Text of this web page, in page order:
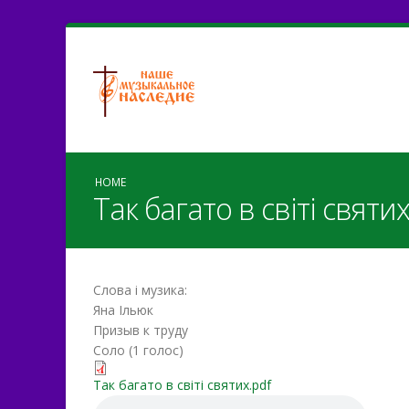
HOME
Так багато в світі святих
Слова і музика:
Яна Ільюк
Призыв к труду
Соло (1 голос)
Так багато в світі
Так багато в світі святих.pdf